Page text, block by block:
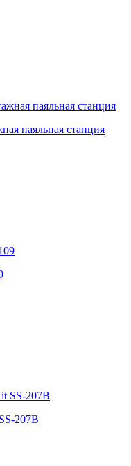
паяльная станция
207B